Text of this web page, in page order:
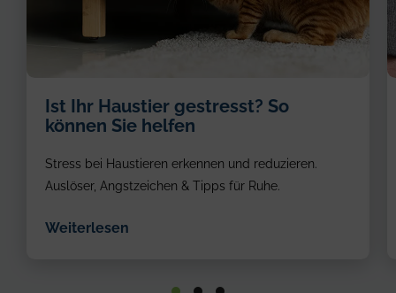
Ist Ihr Haustier gestresst? So
können Sie helfen
Stress bei Haustieren erkennen und reduzieren.
Auslöser, Angstzeichen & Tipps für Ruhe.
Weiterlesen